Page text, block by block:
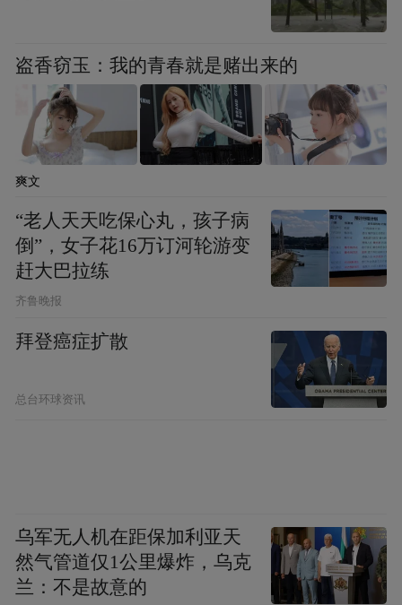
盗香窃玉：我的青春就是赌出来的
爽文
“老人天天吃保心丸，孩子病
倒”，女子花16万订河轮游变
赶大巴拉练
齐鲁晚报
拜登癌症扩散
总台环球资讯
乌军无人机在距保加利亚天
然气管道仅1公里爆炸，乌克
兰：不是故意的